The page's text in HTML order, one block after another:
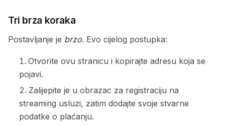
Tri brza koraka
Postavljanje je brzo. Evo cijelog postupka:
Otvorite ovu stranicu i kopirajte adresu koja se
pojavi.
Zalijepite je u obrazac za registraciju na
streaming usluzi, zatim dodajte svoje stvarne
podatke o plaćanju.